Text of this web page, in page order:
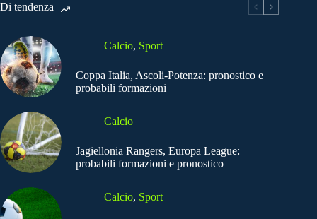
Di tendenza
Calcio, Sport
Coppa Italia, Ascoli-Potenza: pronostico e
probabili formazioni
Calcio
Jagiellonia Rangers, Europa League:
probabili formazioni e pronostico
Calcio, Sport